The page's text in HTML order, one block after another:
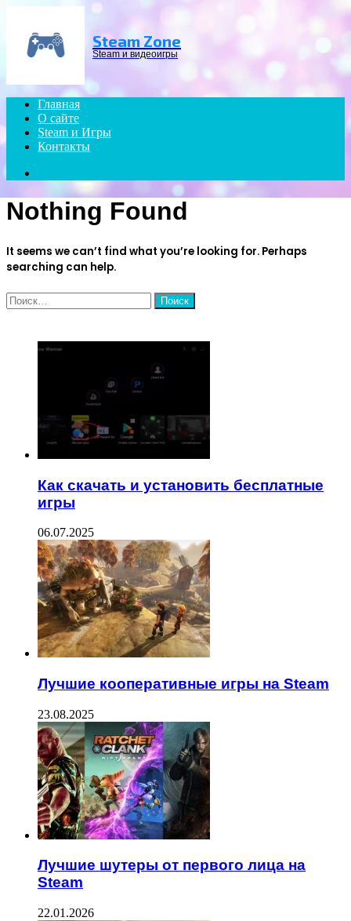
Steam Zone
Steam и видеоигры
Главная
О сайте
Steam и Игры
Контакты
Nothing Found
It seems we can’t find what you’re looking for. Perhaps
searching can help.
Найти:
Как скачать и установить бесплатные
игры
06.07.2025
Лучшие кооперативные игры на Steam
23.08.2025
Лучшие шутеры от первого лица на
Steam
22.01.2026